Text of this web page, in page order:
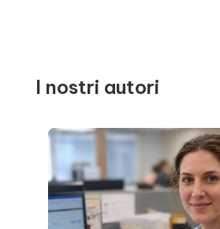
I nostri autori